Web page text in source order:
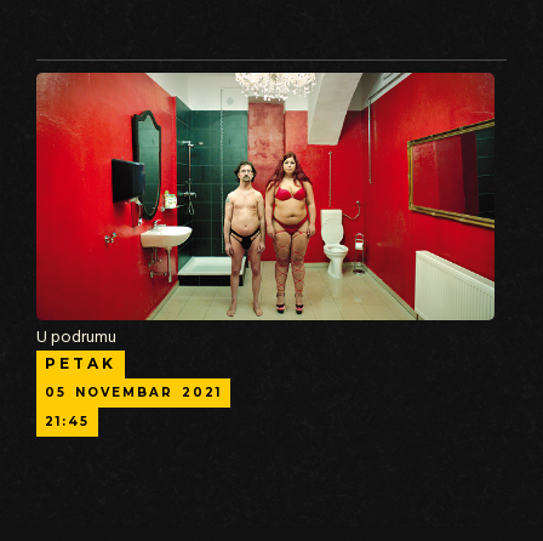
U podrumu
PETAK
05 NOVEMBAR
2021
21:45